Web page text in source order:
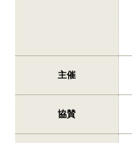
主催
協賛